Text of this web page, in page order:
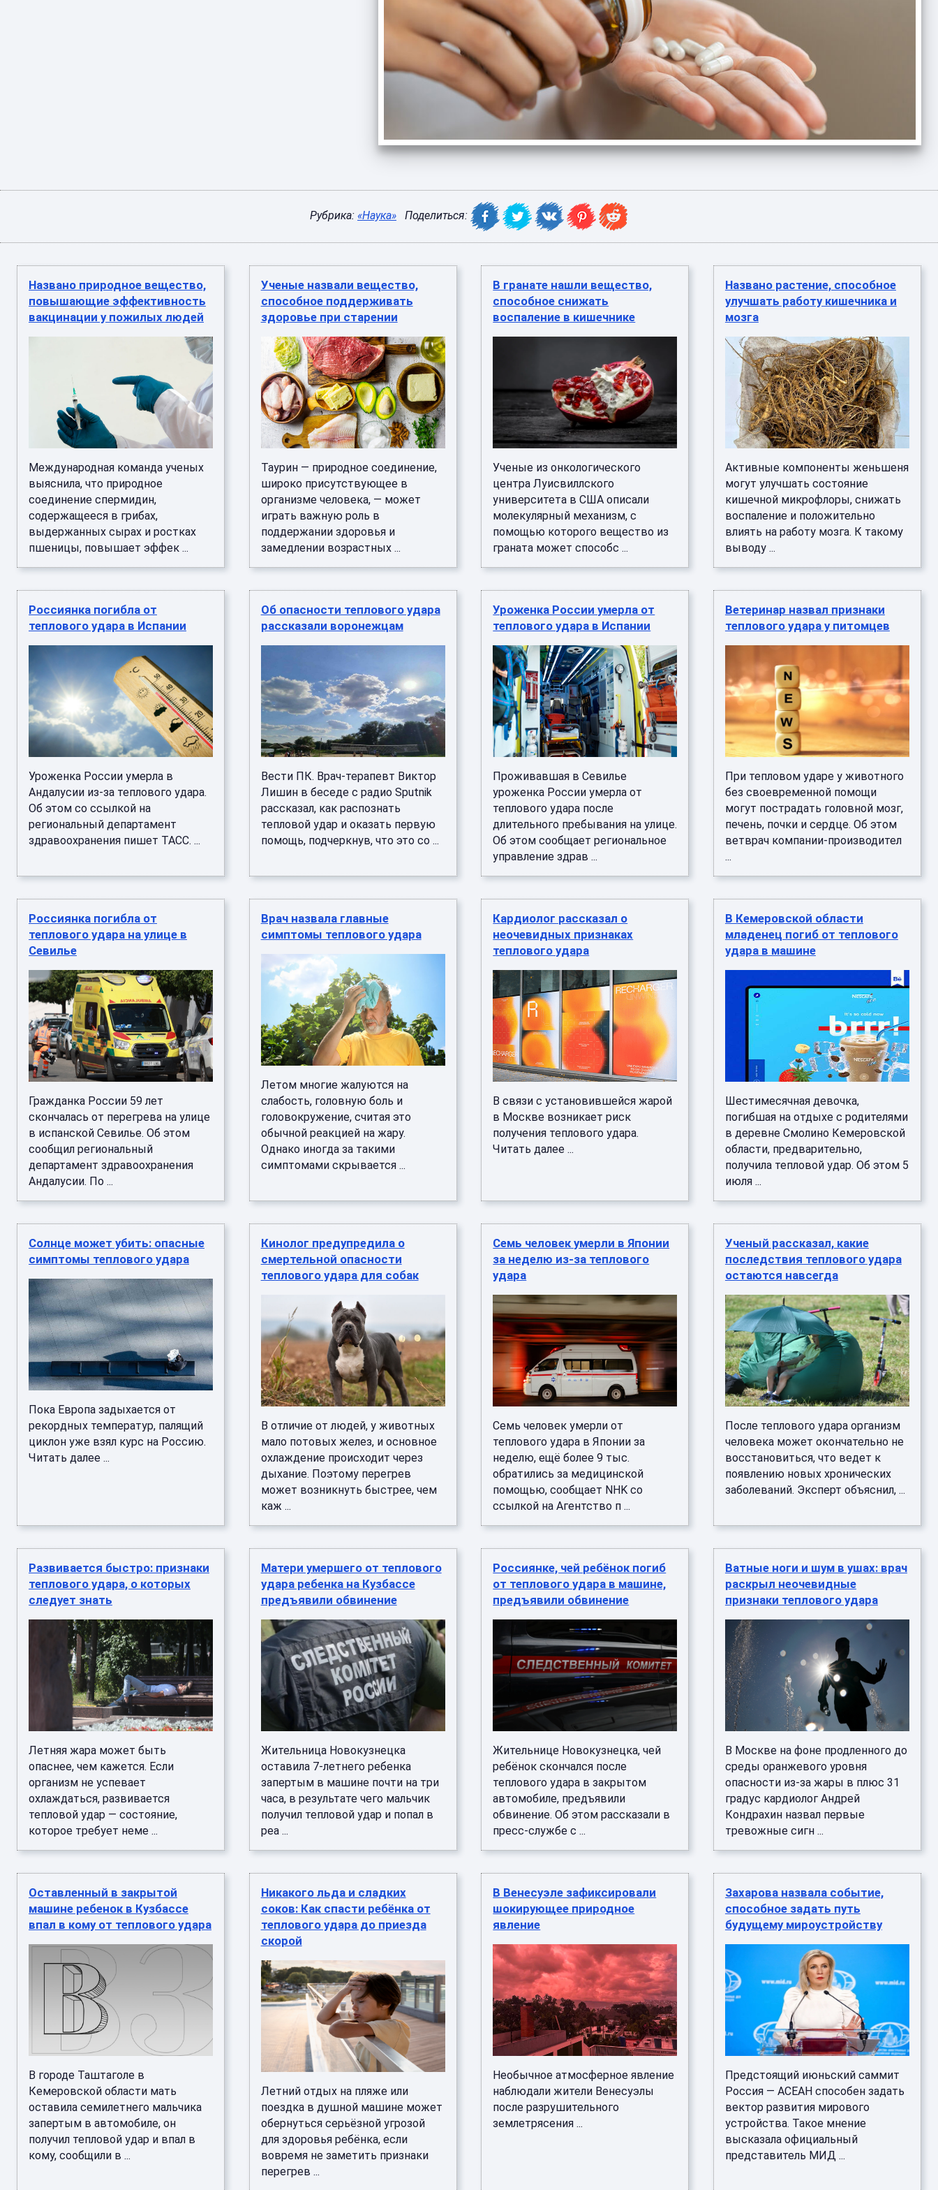
Рубрика: «Наука» Поделиться:
Названо природное вещество,
повышающие эффективность
вакцинации у пожилых людей
Международная команда ученых
выяснила, что природное
соединение спермидин,
содержащееся в грибах,
выдержанных сырах и ростках
пшеницы, повышает эффек ...
Ученые назвали вещество,
способное поддерживать
здоровье при старении
Таурин — природное соединение,
широко присутствующее в
организме человека, — может
играть важную роль в
поддержании здоровья и
замедлении возрастных ...
В гранате нашли вещество,
способное снижать
воспаление в кишечнике
Ученые из онкологического
центра Луисвиллского
университета в США описали
молекулярный механизм, с
помощью которого вещество из
граната может способс ...
Названо растение, способное
улучшать работу кишечника и
мозга
Активные компоненты женьшеня
могут улучшать состояние
кишечной микрофлоры, снижать
воспаление и положительно
влиять на работу мозга. К такому
выводу ...
Россиянка погибла от
теплового удара в Испании
Уроженка России умерла в
Андалусии из-за теплового удара.
Об этом со ссылкой на
региональный департамент
здравоохранения пишет ТАСС. ...
Об опасности теплового удара
рассказали воронежцам
Вести ПК. Врач-терапевт Виктор
Лишин в беседе с радио Sputnik
рассказал, как распознать
тепловой удар и оказать первую
помощь, подчеркнув, что это со ...
Уроженка России умерла от
теплового удара в Испании
Проживавшая в Севилье
уроженка России умерла от
теплового удара после
длительного пребывания на улице.
Об этом сообщает региональное
управление здрав ...
Ветеринар назвал признаки
теплового удара у питомцев
При тепловом ударе у животного
без своевременной помощи
могут пострадать головной мозг,
печень, почки и сердце. Об этом
ветврач компании-производител
...
Россиянка погибла от
теплового удара на улице в
Севилье
Гражданка России 59 лет
скончалась от перегрева на улице
в испанской Севилье. Об этом
сообщил региональный
департамент здравоохранения
Андалусии. По ...
Врач назвала главные
симптомы теплового удара
Летом многие жалуются на
слабость, головную боль и
головокружение, считая это
обычной реакцией на жару.
Однако иногда за такими
симптомами скрывается ...
Кардиолог рассказал о
неочевидных признаках
теплового удара
В связи с установившейся жарой
в Москве возникает риск
получения теплового удара.
Читать далее ...
В Кемеровской области
младенец погиб от теплового
удара в машине
Шестимесячная девочка,
погибшая на отдыхе с родителями
в деревне Смолино Кемеровской
области, предварительно,
получила тепловой удар. Об этом 5
июля ...
Солнце может убить: опасные
симптомы теплового удара
Пока Европа задыхается от
рекордных температур, палящий
циклон уже взял курс на Россию.
Читать далее ...
Кинолог предупредила о
смертельной опасности
теплового удара для собак
В отличие от людей, у животных
мало потовых желез, и основное
охлаждение происходит через
дыхание. Поэтому перегрев
может возникнуть быстрее, чем
каж ...
Семь человек умерли в Японии
за неделю из-за теплового
удара
Семь человек умерли от
теплового удара в Японии за
неделю, ещё более 9 тыс.
обратились за медицинской
помощью, сообщает NHK со
ссылкой на Агентство п ...
Ученый рассказал, какие
последствия теплового удара
остаются навсегда
После теплового удара организм
человека может окончательно не
восстановиться, что ведет к
появлению новых хронических
заболеваний. Эксперт объяснил, ...
Развивается быстро: признаки
теплового удара, о которых
следует знать
Летняя жара может быть
опаснее, чем кажется. Если
организм не успевает
охлаждаться, развивается
тепловой удар — состояние,
которое требует неме ...
Матери умершего от теплового
удара ребенка на Кузбассе
предъявили обвинение
Жительница Новокузнецка
оставила 7-летнего ребенка
запертым в машине почти на три
часа, в результате чего мальчик
получил тепловой удар и попал в
реа ...
Россиянке, чей ребёнок погиб
от теплового удара в машине,
предъявили обвинение
Жительнице Новокузнецка, чей
ребёнок скончался после
теплового удара в закрытом
автомобиле, предъявили
обвинение. Об этом рассказали в
пресс-службе с ...
Ватные ноги и шум в ушах: врач
раскрыл неочевидные
признаки теплового удара
В Москве на фоне продленного до
среды оранжевого уровня
опасности из-за жары в плюс 31
градус кардиолог Андрей
Кондрахин назвал первые
тревожные сигн ...
Оставленный в закрытой
машине ребенок в Кузбассе
впал в кому от теплового удара
В городе Таштаголе в
Кемеровской области мать
оставила семилетнего мальчика
запертым в автомобиле, он
получил тепловой удар и впал в
кому, сообщили в ...
Никакого льда и сладких
соков: Как спасти ребёнка от
теплового удара до приезда
скорой
Летний отдых на пляже или
поездка в душной машине может
обернуться серьёзной угрозой
для здоровья ребёнка, если
вовремя не заметить признаки
перегрев ...
В Венесуэле зафиксировали
шокирующее природное
явление
Необычное атмосферное явление
наблюдали жители Венесуэлы
после разрушительного
землетрясения ...
Захарова назвала событие,
способное задать путь
будущему мироустройству
Предстоящий июньский саммит
Россия — АСЕАН способен задать
вектор развития мирового
устройства. Такое мнение
высказала официальный
представитель МИД ...